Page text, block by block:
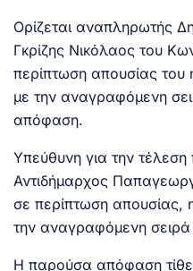
Ορίζεται αναπληρωτής
Γκρίζης Νικόλαος του
περίπτωση απουσίας
με την αναγραφόμενη
απόφαση.
Υπεύθυνη για την τέλεση
Αντιδήμαρχος
σε περίπτωση απουσίας,
την αναγραφόμενη
Η παρούσα απόφαση